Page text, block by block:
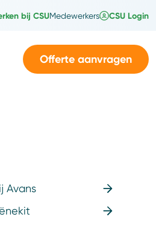
bij CSUMedewerkers CSU Login
Offerte aanvragen
Avans